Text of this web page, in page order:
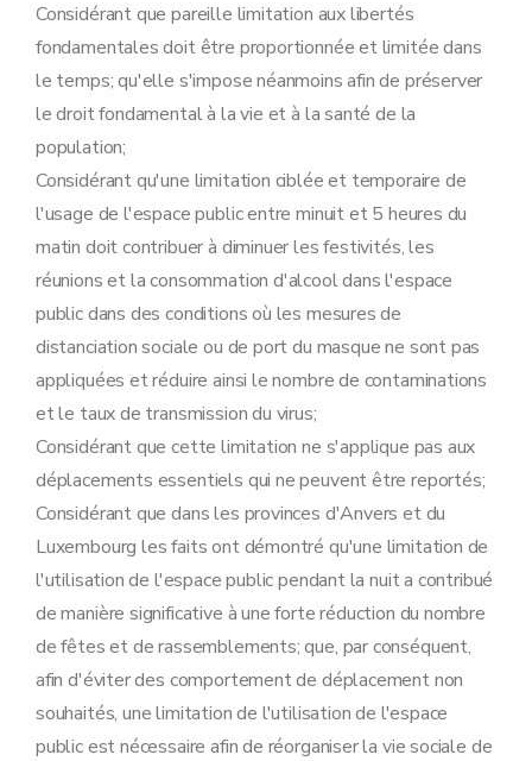
Considérant que pareille limitation aux libertés
fondamentales doit être proportionnée et limitée dans
le temps; qu'elle s'impose néanmoins afin de préserver
le droit fondamental à la vie et à la santé de la
population;
Considérant qu'une limitation ciblée et temporaire de
l'usage de l'espace public entre minuit et 5 heures du
matin doit contribuer à diminuer les festivités, les
réunions et la consommation d'alcool dans l'espace
public dans des conditions où les mesures de
distanciation sociale ou de port du masque ne sont pas
appliquées et réduire ainsi le nombre de contaminations
et le taux de transmission du virus;
Considérant que cette limitation ne s'applique pas aux
déplacements essentiels qui ne peuvent être reportés;
Considérant que dans les provinces d'Anvers et du
Luxembourg les faits ont démontré qu'une limitation de
l'utilisation de l'espace public pendant la nuit a contribué
de manière significative à une forte réduction du nombre
de fêtes et de rassemblements; que, par conséquent,
afin d'éviter des comportement de déplacement non
souhaités, une limitation de l'utilisation de l'espace
public est nécessaire afin de réorganiser la vie sociale de